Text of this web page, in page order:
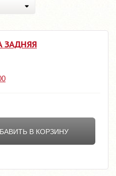
ЗАДНЯЯ
В КОРЗИНУ